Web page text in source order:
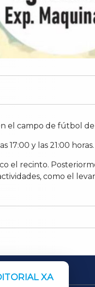
el campo de fútbol
17:00 y las 21:00 horas.
el recinto.
como el
XA